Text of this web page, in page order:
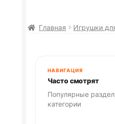
Главная Игрушки
НАВИГАЦИЯ
Часто смотрят
Популярные
категории